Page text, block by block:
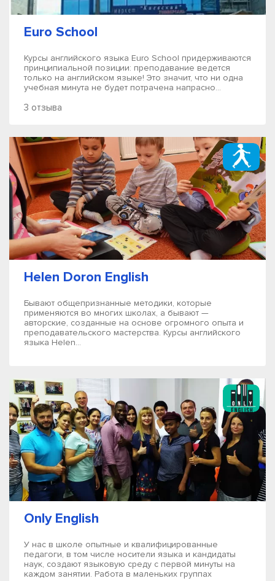
Euro School
Курсы английского языка Euro School придерживаются
принципиальной позиции: преподавание ведется
только на английском языке! Это значит, что ни одна
учебная минута не будет потрачена напрасно...
3 отзыва
Helen Doron English
Бывают общепризнанные методики, которые
применяются во многих школах, а бывают —
авторские, созданные на основе огромного опыта и
преподавательского мастерства. Курсы английского
языка Helen...
Only English
У нас в школе опытные и квалифицированные
педагоги, в том числе носители языка и кандидаты
наук, создают языковую среду с первой минуты на
каждом занятии. Работа в маленьких группах